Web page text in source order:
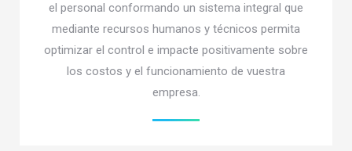
el personal conformando un sistema integral que
mediante recursos humanos y técnicos permita
optimizar el control e impacte positivamente sobre
los costos y el funcionamiento de vuestra
empresa.